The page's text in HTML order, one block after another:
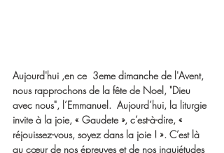
Aujourd'hui ,en ce  3eme dimanche de l'Avent,
nous rapprochons de la fête de Noel, "Dieu
avec nous", l’Emmanuel.  Aujourd’hui, la liturgie
invite à la joie, « Gaudete », c’est-à-dire, «
réjouissez-vous, soyez dans la joie ! ». C’est là
au cœur de nos épreuves et de nos inquiétudes